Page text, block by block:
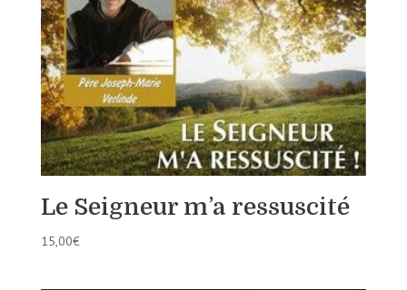
Le Seigneur m’a ressuscité
15,00€